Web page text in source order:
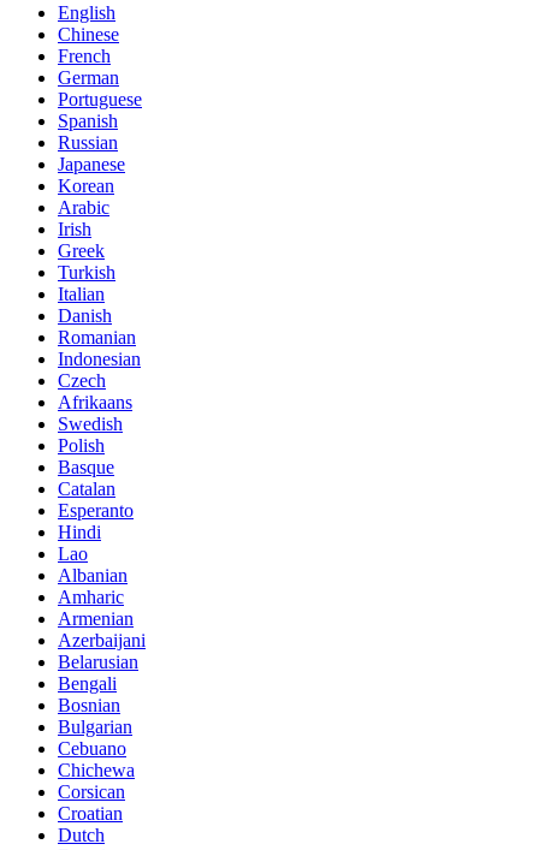
English
Chinese
French
German
Portuguese
Spanish
Russian
Japanese
Korean
Arabic
Irish
Greek
Turkish
Italian
Danish
Romanian
Indonesian
Czech
Afrikaans
Swedish
Polish
Basque
Catalan
Esperanto
Hindi
Lao
Albanian
Amharic
Armenian
Azerbaijani
Belarusian
Bengali
Bosnian
Bulgarian
Cebuano
Chichewa
Corsican
Croatian
Dutch